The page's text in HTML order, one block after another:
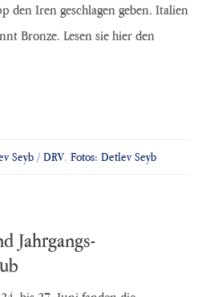
den Iren geschlagen geben. Italien
Bronze. Lesen sie hier den
Seyb / DRV,Fotos: Detlev Seyb
Jahrgangs-